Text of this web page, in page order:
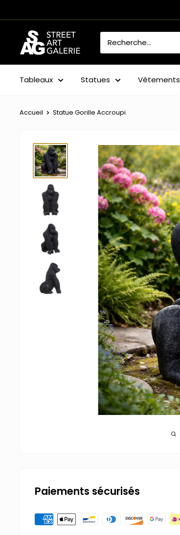
au
contenuStreet
Art
Galerie
Tableaux Statues Vêtements
Accueil Statue Gorille Accroupi
Paiements sécurisés